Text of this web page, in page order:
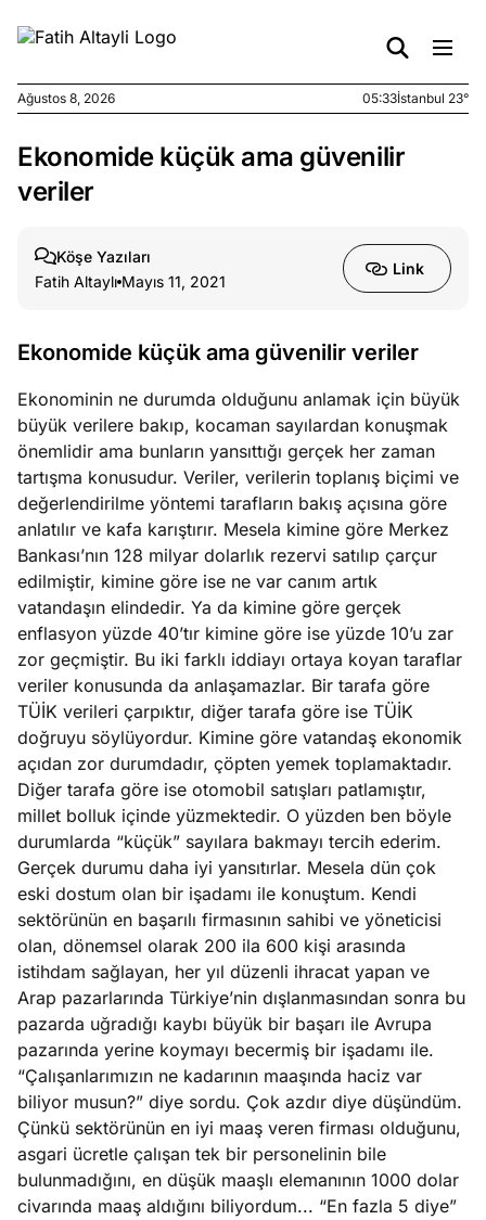
Ağustos
7, 2026
kimler
Ağustos
yasalar
Ağustos
5, 2026
stok
caiz
Köşe
Yazıları
Spor
Yazıları
Ağustos 8, 2026 05:33İstanbul 23°
Ekonomide küçük ama güvenilir
veriler
Köşe Yazıları
Fatih Altaylı Mayıs 11, 2021
Link
Ekonomide küçük ama güvenilir veriler
Ekonominin ne durumda olduğunu anlamak için büyük
büyük verilere bakıp, kocaman sayılardan konuşmak
önemlidir ama bunların yansıttığı gerçek her zaman
tartışma konusudur. Veriler, verilerin toplanış biçimi ve
değerlendirilme yöntemi tarafların bakış açısına göre
anlatılır ve kafa karıştırır. Mesela kimine göre Merkez
Bankası’nın 128 milyar dolarlık rezervi satılıp çarçur
edilmiştir, kimine göre ise ne var canım artık
vatandaşın elindedir. Ya da kimine göre gerçek
enflasyon yüzde 40’tır kimine göre ise yüzde 10’u zar
zor geçmiştir. Bu iki farklı iddiayı ortaya koyan taraflar
veriler konusunda da anlaşamazlar. Bir tarafa göre
TÜİK verileri çarpıktır, diğer tarafa göre ise TÜİK
doğruyu söylüyordur. Kimine göre vatandaş ekonomik
açıdan zor durumdadır, çöpten yemek toplamaktadır.
Diğer tarafa göre ise otomobil satışları patlamıştır,
millet bolluk içinde yüzmektedir. O yüzden ben böyle
durumlarda “küçük” sayılara bakmayı tercih ederim.
Gerçek durumu daha iyi yansıtırlar. Mesela dün çok
eski dostum olan bir işadamı ile konuştum. Kendi
sektörünün en başarılı firmasının sahibi ve yöneticisi
olan, dönemsel olarak 200 ila 600 kişi arasında
istihdam sağlayan, her yıl düzenli ihracat yapan ve
Arap pazarlarında Türkiye’nin dışlanmasından sonra bu
pazarda uğradığı kaybı büyük bir başarı ile Avrupa
pazarında yerine koymayı becermiş bir işadamı ile.
“Çalışanlarımızın ne kadarının maaşında haciz var
biliyor musun?” diye sordu. Çok azdır diye düşündüm.
Çünkü sektörünün en iyi maaş veren firması olduğunu,
asgari ücretle çalışan tek bir personelinin bile
bulunmadığını, en düşük maaşlı elemanının 1000 dolar
civarında maaş aldığını biliyordum... “En fazla 5 diye”